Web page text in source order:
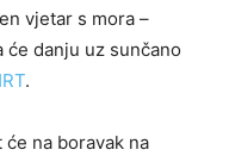
vjetar s mora –
danju uz sunčano
.
na boravak na